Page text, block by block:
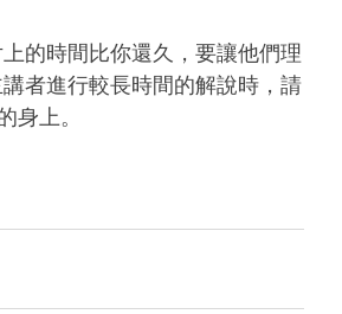
的時間比你還久，要讓他們理
者進行較長時間的解說時，請
上。